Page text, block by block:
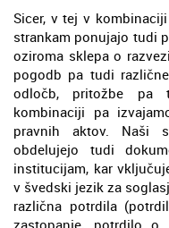
Sicer, v tej v
strankam ponujajo tudi
oziroma sklepa o
pogodb pa tudi
odločb, pritožbe pa
kombinaciji pa
pravnih aktov. Naši
obdelujejo tudi
institucijam, kar
v švedski jezik za
različna potrdila
zastopanje, potrdilo o